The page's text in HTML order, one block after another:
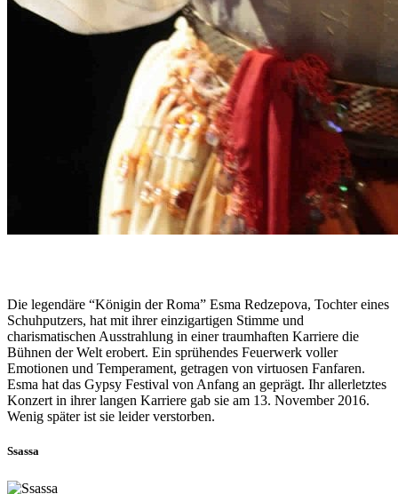
Die legendäre “Königin der Roma” Esma Redzepova, Tochter eines
Schuhputzers, hat mit ihrer einzigartigen Stimme und
charismatischen Ausstrahlung in einer traumhaften Karriere die
Bühnen der Welt erobert. Ein sprühendes Feuerwerk voller
Emotionen und Temperament, getragen von virtuosen Fanfaren.
Esma hat das Gypsy Festival von Anfang an geprägt. Ihr allerletztes
Konzert in ihrer langen Karriere gab sie am 13. November 2016.
Wenig später ist sie leider verstorben.
Ssassa